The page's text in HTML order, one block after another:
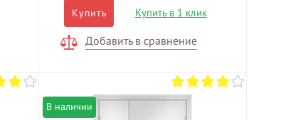
Купить Купить в 1 клик
Добавить в сравнение
В наличии